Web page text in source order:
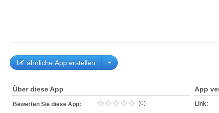
ähnliche App erstellen
Über diese App
Bewerten Sie diese App: (0)
App
Link: